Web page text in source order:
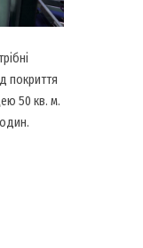
покриття
50 кв. м.